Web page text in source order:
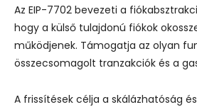
Az EIP-7702 bevezeti a
hogy a külső tulajdonú fiókok
működjenek. Támogatja az olyan
összecsomagolt tranzakciók és a
A frissítések célja a skálázhatóság